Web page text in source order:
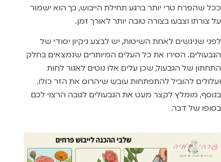
ככל שהפרח טרי יותר ברגע תחילת הייבוש, כך הוא ישמור
על צורתו וצבעו בצורה טובה יותר לאורך זמן.
לפני שניגשים לאחת השיטות, יש לבצע ניקיון יסודי של
הגבעולים. הסירו את כל העלים המיותרים שנמצאים בחלק
התחתון של הגבעול, שכן עלים אלו נוטים לאגור לחות
ועלולים להוביל להתפתחות עובש שיהרוס את הזר כולו.
בנוסף, מומלץ לקצר מעט את הגבעולים לגובה הרצוי לכם
בסופו של דבר.